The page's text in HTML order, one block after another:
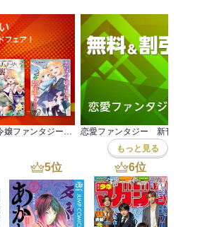
最新作・人気作勢ぞろい AKITA令嬢ファンタジー・グランドフェア！ 恋愛ファンタジー 新刊配信フェア
もっと見る
5位 6位